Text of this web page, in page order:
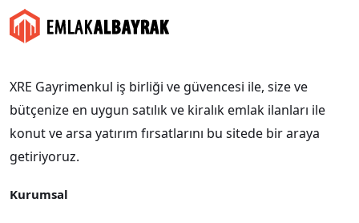
XRE Gayrimenkul iş birliği ve güvencesi ile, size ve
bütçenize en uygun satılık ve kiralık emlak ilanları ile
konut ve arsa yatırım fırsatlarını bu sitede bir araya
getiriyoruz.
Kurumsal